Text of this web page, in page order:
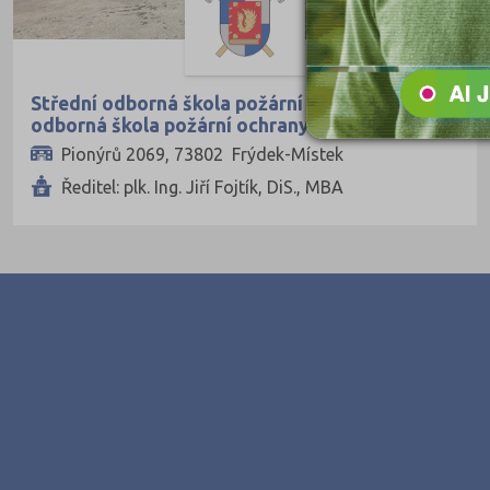
Ekologie a ochrana ŽP
Výroba a technologie potravin
Zemědělství a lesnictví
Veterinářství
Hotelnictví, turismus, gastronomie
Policejní a vojenské obory
Střední odborná škola požární ochrany a Vyšší
odborná škola požární ochrany
Pionýrů 2069, 73802 Frýdek-Místek
Ředitel: plk. Ing. Jiří Fojtík, DiS., MBA